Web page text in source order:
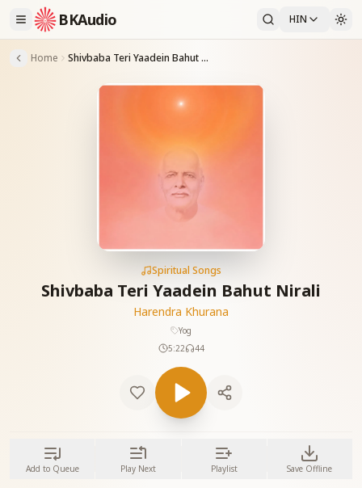
BKAudio HIN
Home Shivbaba Teri Yaadein Bahut Nirali
Spiritual Songs
Shivbaba Teri Yaadein Bahut Nirali
Harendra Khurana
Yog
5:22
44
Add to Queue Play Next Playlist Save Offline